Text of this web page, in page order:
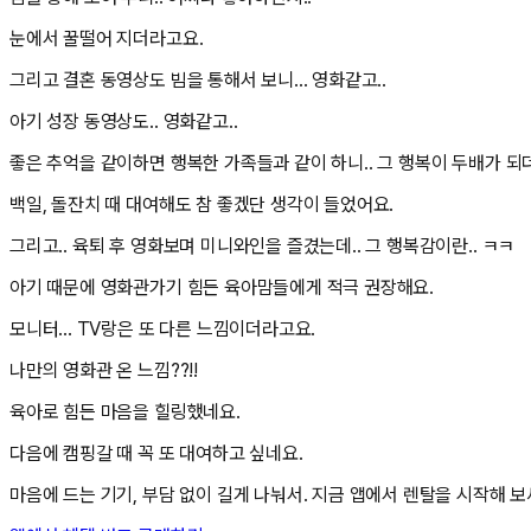
눈에서 꿀떨어 지더라고요.
그리고 결혼 동영상도 빔을 통해서 보니... 영화같고..
아기 성장 동영상도.. 영화같고..
좋은 추억을 같이하면 행복한 가족들과 같이 하니.. 그 행복이 두배가 되
백일, 돌잔치 때 대여해도 참 좋겠단 생각이 들었어요.
그리고.. 육퇴 후 영화보며 미니와인을 즐겼는데.. 그 행복감이란.. ㅋㅋ
아기 때문에 영화관가기 힘든 육아맘들에게 적극 권장해요.
모니터... TV랑은 또 다른 느낌이더라고요.
나만의 영화관 온 느낌??!!
육아로 힘든 마음을 힐링했네요.
다음에 캠핑갈 때 꼭 또 대여하고 싶네요.
마음에 드는 기기, 부담 없이 길게 나눠서. 지금 앱에서 렌탈을 시작해 보